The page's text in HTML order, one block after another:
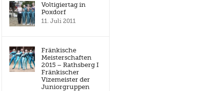
Voltigiertag in
Poxdorf
11. Juli 2011
Fränkische
Meisterschaften
2015 – Rathsberg I
Fränkischer
Vizemeister der
Juniorgruppen